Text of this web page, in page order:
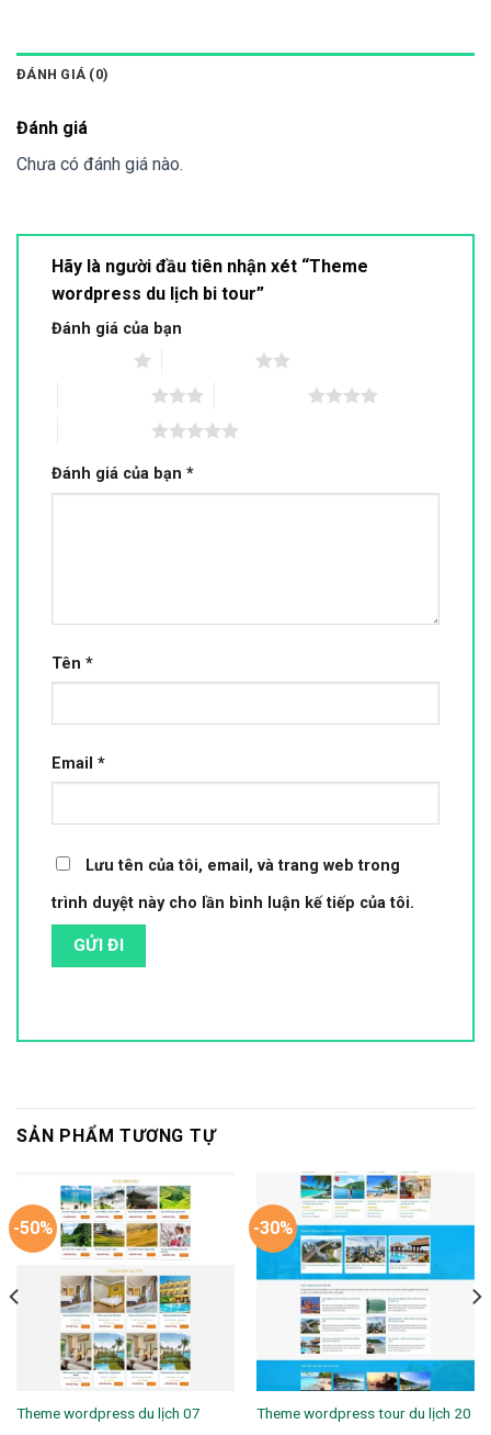
ĐÁNH GIÁ (0)
Đánh giá
Chưa có đánh giá nào.
Hãy là người đầu tiên nhận xét “Theme
wordpress du lịch bi tour”
Đánh giá của bạn
Đánh giá của bạn *
Tên *
Email *
Lưu tên của tôi, email, và trang web trong
trình duyệt này cho lần bình luận kế tiếp của tôi.
SẢN PHẨM TƯƠNG TỰ
-50%
Theme wordpress du lịch 07
-30%
Theme wordpress tour du lịch 20